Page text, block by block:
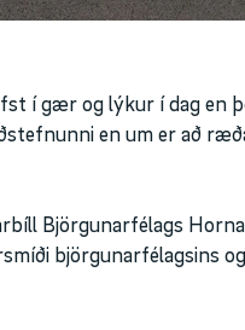
í gær og lýkur í dag en
en um er að
Björgunarfélags
björgunarfélagsins